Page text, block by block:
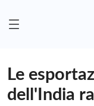
Le
dell'India